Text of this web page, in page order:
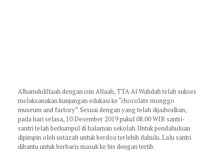
Alhamdulillaah dengan izin Allaah, TTA Al Wahdah telah sukses
melaksanakan kunjungan edukasi ke “chocolate monggo
museum and factory”. Sesuai dengan yang telah dijadwalkan,
pada hari selasa, 10 Desember 2019 pukul 08.00 WIB santri-
santri telah berkumpul di halaman sekolah. Untuk pendahuluan
dipimpin oleh ustazah untuk berdoa terlebih dahulu. Lalu santri
dibantu untuk berbaris masuk ke bis dengan tertib.